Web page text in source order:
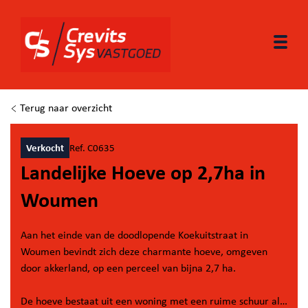
Terug naar overzicht
Verkocht Ref. C0635
Landelijke Hoeve op 2,7ha in
Woumen
Aan het einde van de doodlopende Koekuitstraat in
Woumen bevindt zich deze charmante hoeve, omgeven
door akkerland, op een perceel van bijna 2,7 ha.
De hoeve bestaat uit een woning met een ruime schuur als